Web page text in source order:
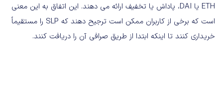
ETH یا DAI، پاداش یا تخفیف ارائه می دهند. این اتفاق به این معنی
است که برخی از کاربران ممکن است ترجیح دهند که SLP را مستقیماً
خریداری کنند تا اینکه ابتدا از طریق صرافی آن را دریافت کنند.